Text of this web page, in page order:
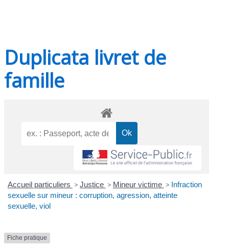
Duplicata livret de
famille
Accueil particuliers > Justice > Mineur victime > Infraction
sexuelle sur mineur : corruption, agression, atteinte
sexuelle, viol
Fiche pratique